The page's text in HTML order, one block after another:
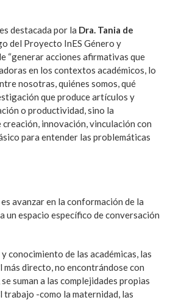
destacada por la Dra. Tania de
del Proyecto InES Género y
“generar acciones afirmativas que
en los contextos académicos, lo
nosotras, quiénes somos, qué
que produce artículos y
o productividad, sino la
innovación, vinculación con
para entender las problemáticas
avanzar en la conformación de la
un espacio específico de conversación
conocimiento de las académicas, las
más directo, no encontrándose con
suman a las complejidades propias
trabajo -como la maternidad, las